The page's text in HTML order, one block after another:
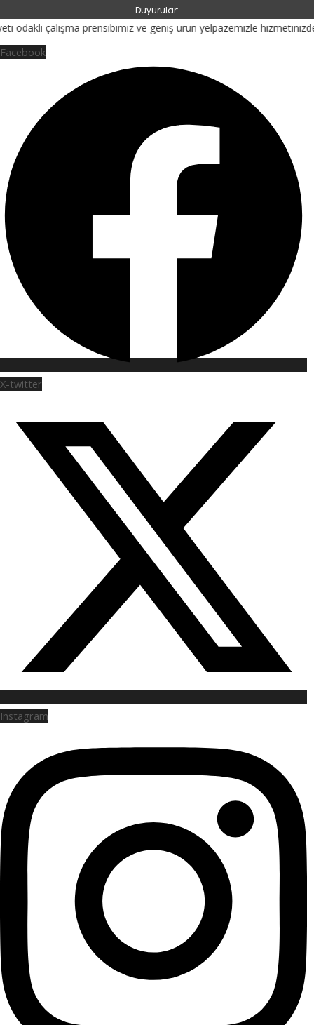
atla
Duyurular:
çalışma prensibimiz ve geniş ürün yelpazemizle hizmetinizdeyiz.
Facebook
X-twitter
Instagram
dolaşımı